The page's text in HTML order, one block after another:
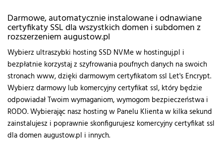
Darmowe, automatycznie instalowane i odnawiane
certyfikaty SSL dla wszystkich domen i subdomen z
rozszerzeniem augustow.pl
Wybierz ultraszybki hosting SSD NVMe w hostinguj.pl i
bezpłatnie korzystaj z szyfrowania poufnych danych na swoich
stronach www, dzięki darmowym certyfikatom ssl Let's Encrypt.
Wybierz darmowy lub komercyjny certyfikat ssl, który będzie
odpowiadał Twoim wymaganiom, wymogom bezpieczeństwa i
RODO. Wybierając nasz hosting w Panelu Klienta w kilka sekund
zainstalujesz i poprawnie skonfigurujesz komercyjny certyfikat ssl
dla domen augustow.pl i innych.